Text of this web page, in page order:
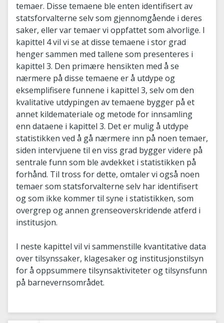
temaer. Disse temaene ble enten identifisert av
statsforvalterne selv som gjennomgående i deres
saker, eller var temaer vi oppfattet som alvorlige. I
kapittel 4 vil vi se at disse temaene i stor grad
henger sammen med tallene som presenteres i
kapittel 3. Den primære hensikten med å se
nærmere på disse temaene er å utdype og
eksemplifisere funnene i kapittel 3, selv om den
kvalitative utdypingen av temaene bygger på et
annet kildemateriale og metode for innsamling
enn dataene i kapittel 3. Det er mulig å utdype
statistikken ved å gå nærmere inn på noen temaer,
siden intervjuene til en viss grad bygger videre på
sentrale funn som ble avdekket i statistikken på
forhånd. Til tross for dette, omtaler vi også noen
temaer som statsforvalterne selv har identifisert
og som ikke kommer til syne i statistikken, som
overgrep og annen grenseoverskridende atferd i
institusjon.
I neste kapittel vil vi sammenstille kvantitative data
over tilsynssaker, klagesaker og institusjonstilsyn
for å oppsummere tilsynsaktiviteter og tilsynsfunn
på barnevernsområdet.